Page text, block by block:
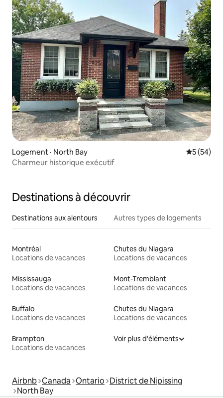
Logement · North Bay Note
5 (54)
Charmeur historique exécutif
Destinations à découvrir
Destinations aux alentours Autres types de logements
Montréal
Locations de vacances
Chutes du Niagara
Locations de vacances
Mississauga
Locations de vacances
Mont-Tremblant
Locations de vacances
Buffalo
Locations de vacances
Chutes du Niagara
Locations de vacances
Brampton
Locations de vacances
Voir plus d'éléments
Airbnb Canada Ontario District de Nipissing
North Bay